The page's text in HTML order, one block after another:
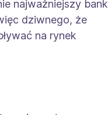
najważniejszy bank
dziwnego, że
na rynek